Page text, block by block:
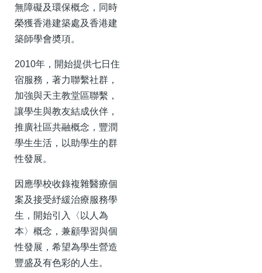
無障礙及環保概念，同時
榮獲香港建築處及香港建
築師學會奬項。
2010年，開始提供七日住
宿服務，著力聯繫社群，
加強與天主教堂區聯繫，
讓學生與教友結成伙伴，
推廣社區共融概念，豐潤
學生生活，以助學生的群
性發展。
因應學校收錄複雜醫療個
案及接受紓緩治療服務學
生，開始引入〈以人為
本〉概念，兼顧學習與個
性發展，希望為學生營造
豐盛及有色彩的人生。